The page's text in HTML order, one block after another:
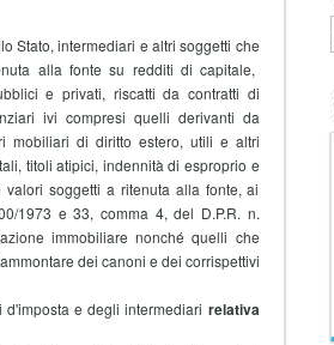
Stato, intermediari e altri soggetti che
alla fonte su redditi di capitale,
e privati, riscatti da contratti di
ivi compresi quelli derivanti da
mobiliari di diritto estero, utili e altri
titoli atipici, indennità di esproprio e
soggetti a ritenuta alla fonte, ai
1973 e 33, comma 4, del D.P.R. n.
immobiliare nonché quelli che
dei canoni e dei corrispettivi
e degli intermediari relativa